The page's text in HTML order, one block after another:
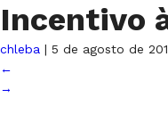
Incentivo
chleba | 5 de agosto de
←
→